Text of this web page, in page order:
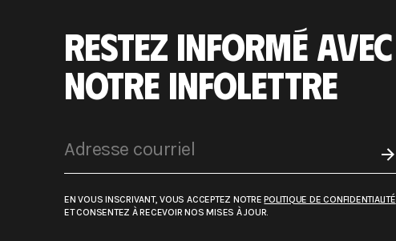
RESTEZ INFORMÉ AVEC
NOTRE INFOLETTRE
EN VOUS INSCRIVANT, VOUS ACCEPTEZ NOTREPOLITIQUE DE CONFIDENTIALITÉ
ET CONSENTEZ À RECEVOIR NOS MISES À JOUR.